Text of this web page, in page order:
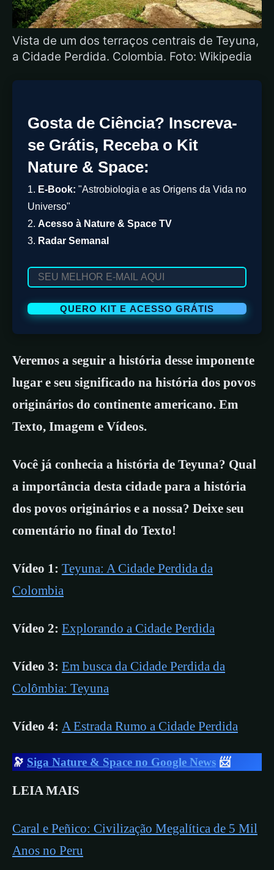
Vista de um dos terraços centrais de Teyuna,
a Cidade Perdida. Colombia. Foto: Wikipedia
Gosta de Ciência? Inscreva-
se Grátis, Receba o Kit
Nature & Space:
1. E-Book: "Astrobiologia e as Origens da Vida no
Universo"
2. Acesso à Nature & Space TV
3. Radar Semanal
Veremos a seguir a história desse imponente
lugar e seu significado na história dos povos
originários do continente americano. Em
Texto, Imagem e Vídeos.
Você já conhecia a história de Teyuna? Qual
a importância desta cidade para a história
dos povos originários e a nossa? Deixe seu
comentário no final do Texto!
Vídeo 1: Teyuna: A Cidade Perdida da
Colombia
Vídeo 2: Explorando a Cidade Perdida
Vídeo 3: Em busca da Cidade Perdida da
Colômbia: Teyuna
Vídeo 4: A Estrada Rumo a Cidade Perdida
🔭 Siga Nature & Space no Google News 📨
LEIA MAIS
Caral e Peñico: Civilização Megalítica de 5 Mil
Anos no Peru